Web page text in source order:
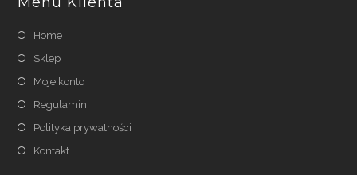
new
tabHome
Sklep
Moje konto
Regulamin
Polityka prywatności
Kontakt